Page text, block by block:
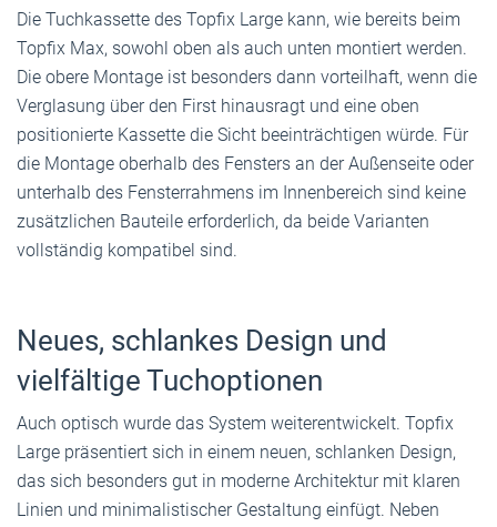
Die Tuchkassette des Topfix Large kann, wie bereits beim
Topfix Max, sowohl oben als auch unten montiert werden.
Die obere Montage ist besonders dann vorteilhaft, wenn die
Verglasung über den First hinausragt und eine oben
positionierte Kassette die Sicht beeinträchtigen würde. Für
die Montage oberhalb des Fensters an der Außenseite oder
unterhalb des Fensterrahmens im Innenbereich sind keine
zusätzlichen Bauteile erforderlich, da beide Varianten
vollständig kompatibel sind.
Neues, schlankes Design und
vielfältige Tuchoptionen
Auch optisch wurde das System weiterentwickelt. Topfix
Large präsentiert sich in einem neuen, schlanken Design,
das sich besonders gut in moderne Architektur mit klaren
Linien und minimalistischer Gestaltung einfügt. Neben